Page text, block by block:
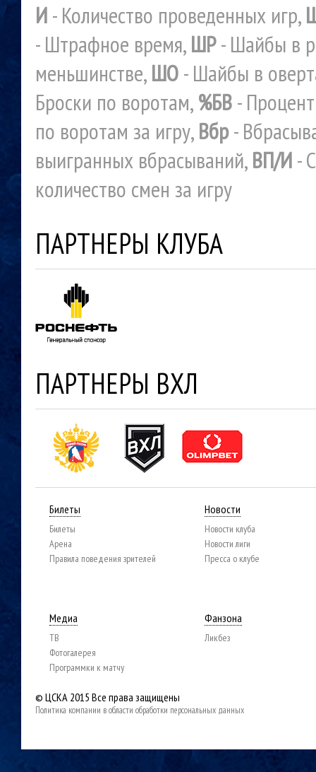
И- Количество проведенных игр,
- Штрафное время,ШР- Шайбы в
меньшинстве,ШО- Шайбы в
Броски по воротам,%БВ-
по воротам за игру,Вбр-
выигранных вбрасываний,ВП/И-
количество смен за игру
ПАРТНЕРЫ КЛУБА
ПАРТНЕРЫ ВХЛ
Билеты
Билеты
Арена
Правила поведения зрителей
Новости
Новости клуба
Новости лиги
Пресса о клубе
Медиа
ТВ
Фотогалерея
Программки к матчу
Фанзона
Ликбез
© ЦСКА 2015 Все права защищены
Политика компании в области обработки персональных данных